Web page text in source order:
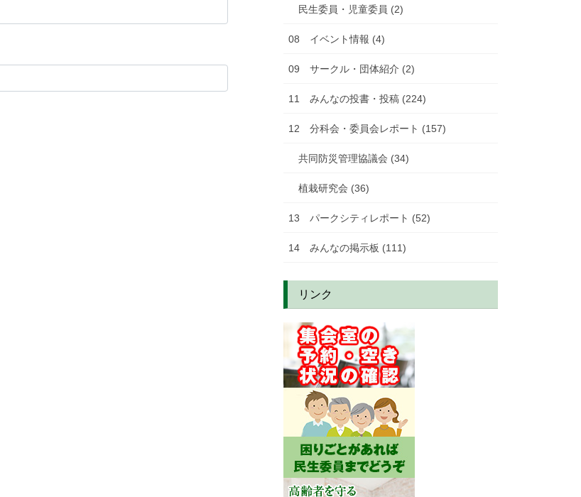
民生委員・児童委員 (2)
08 イベント情報 (4)
09 サークル・団体紹介 (2)
11 みんなの投書・投稿 (224)
12 分科会・委員会レポート (157)
共同防災管理協議会 (34)
植栽研究会 (36)
13 パークシティレポート (52)
14 みんなの掲示板 (111)
リンク